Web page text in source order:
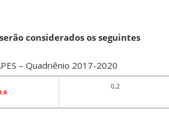
considerados os seguintes
– Quadriênio 2017-2020
0,2